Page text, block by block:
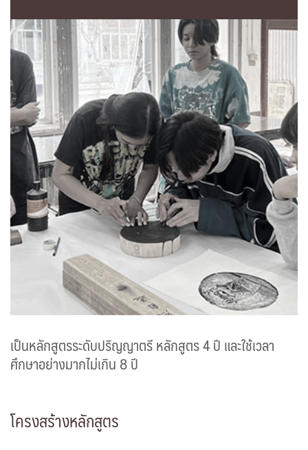
เป็นหลักสูตรระดับปริญญาตรี หลักสูตร 4 ปี และใช้เวลา
ศึกษาอย่างมากไม่เกิน 8 ปี
โครงสร้างหลักสูตร